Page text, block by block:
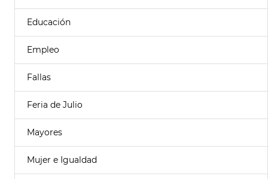
Educación
Empleo
Fallas
Feria de Julio
Mayores
Mujer e Igualdad